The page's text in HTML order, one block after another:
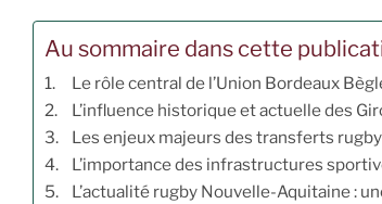
Au sommaire dans cette
Le rôle central de l’Union Bordeaux
L’influence historique et actuelle des
Les enjeux majeurs des transferts
L’importance des infrastructures
L’actualité rugby Nouvelle-Aquitaine :